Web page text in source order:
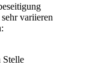
variieren
Stelle